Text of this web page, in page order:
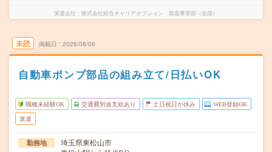
派遣会社 株式会社綜合キャリアオプション 製造事業部（全国）
未読 掲載日 2026/08/06
自動車ポンプ部品の組み立て/日払いOK
職種未経験OK 交通費別途支給あり 土日祝日が休み WEB登録OK
派遣
勤務地
埼玉県東松山市